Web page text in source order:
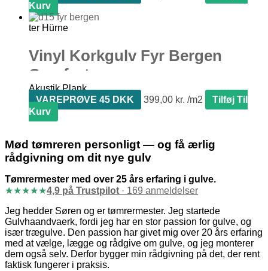
Kurv
ter Hürne
Vinyl Korkgulv Fyr Bergen
Comfort
Akustik Plank
VAREPRØVE 45 DKK
399,00 kr.
Tilføj Til
Kurv
Mød tømreren personligt — og få ærlig
rådgivning om dit nye gulv
Tømrermester med over 25 års erfaring i gulve.
★★★★★4,9 på Trustpilot · 169 anmeldelser
Jeg hedder Søren og er tømrermester. Jeg startede
Gulvhaandvaerk, fordi jeg har en stor passion for gulve, og
især trægulve. Den passion har givet mig over 20 års erfaring
med at vælge, lægge og rådgive om gulve, og jeg monterer
dem også selv. Derfor bygger min rådgivning på det, der rent
faktisk fungerer i praksis.